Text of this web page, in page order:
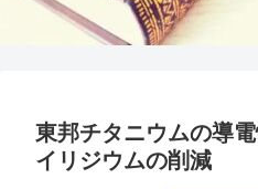
東邦チタニウムの導
イリジウムの削減